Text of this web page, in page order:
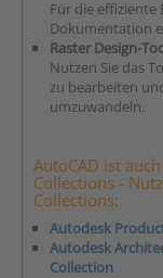
Für die effiziente
Dokumentation
Raster Design-
Nutzen Sie das
zu bearbeiten
umzuwandeln.
AutoCAD ist
Collections -
Collections:
Autodesk
Autodesk
Collection